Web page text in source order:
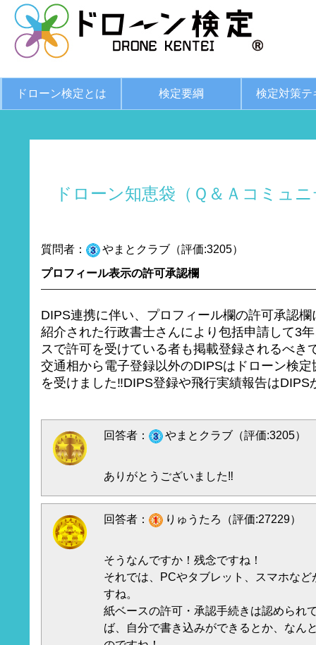
ドローン検定とは 検定要綱 検定対策テ
ドローン知恵袋（Ｑ＆Ａコミュ
質問者：
やまとクラブ（評価:3205）
プロフィール表示の許可承認欄
DIPS連携に伴い、プロフィール欄の許可承認
紹介された行政書士さんにより包括申請して3
スで許可を受けている者も掲載登録されるべき
交通相から電子登録以外のDIPSはドローン検
を受けました‼️DIPS登録や飛行実績報告はDIPS
回答者： やまとクラブ（評価:3205）
ありがとうございました‼️
回答者： りゅうたろ（評価:27229）
そうなんですか！残念ですね！
それでは、PCやタブレット、スマホな
すね。
紙ベースの許可・承認手続きは認められ
ば、自分で書き込みができるとか、なん